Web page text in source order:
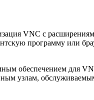
VNC с
программу или
обеспечением для
узлам,